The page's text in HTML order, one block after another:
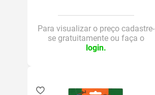
Para visualizar o preço cadastre-
se gratuitamente ou faça o
login.